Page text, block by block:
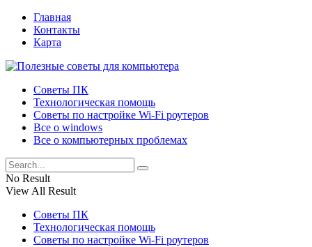
Главная
Контакты
Карта
Советы ПК
Технологическая помощь
Советы по настройке Wi-Fi роутеров
Все о windows
Все о компьютерных проблемах
No Result
View All Result
Советы ПК
Технологическая помощь
Советы по настройке Wi-Fi роутеров